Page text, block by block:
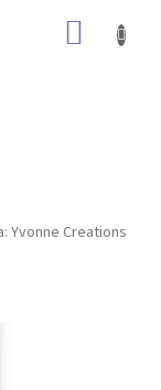
Yvonne Creations